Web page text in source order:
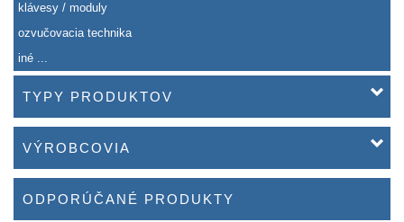
klávesy / moduly
ozvučovacia technika
iné ...
TYPY PRODUKTOV
VÝROBCOVIA
ODPORÚČANÉ PRODUKTY